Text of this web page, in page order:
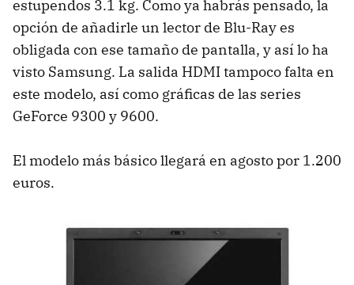
estupendos 3.1 kg. Como ya habrás pensado, la
opción de añadirle un lector de Blu-Ray es
obligada con ese tamaño de pantalla, y así lo ha
visto Samsung. La salida HDMI tampoco falta en
este modelo, así como gráficas de las series
GeForce 9300 y 9600.
El modelo más básico llegará en agosto por 1.200
euros.